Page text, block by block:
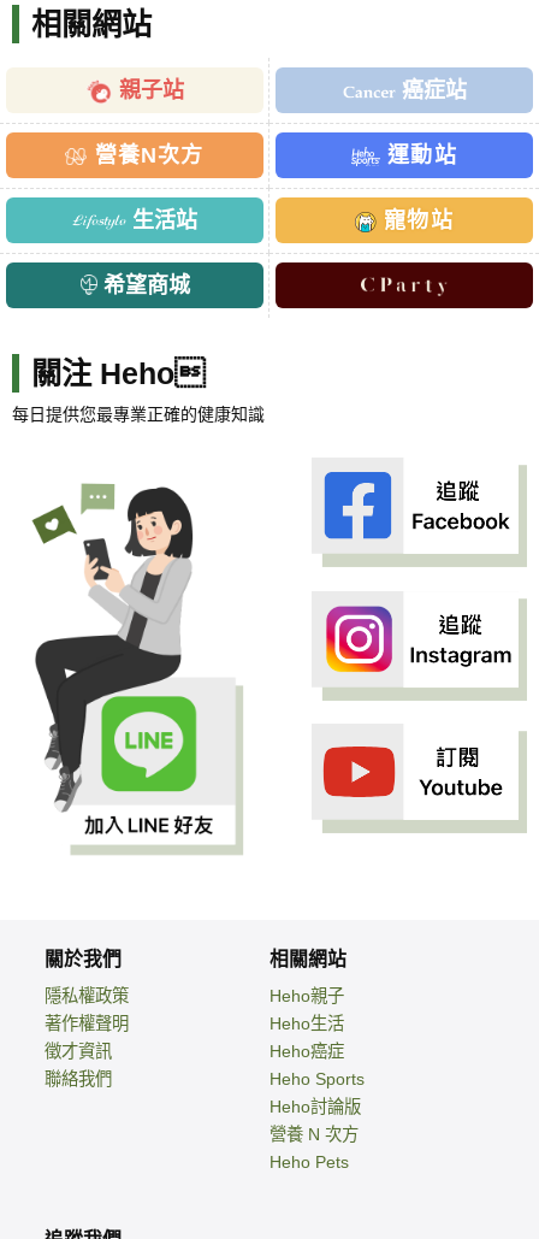
相關網站
親子站 癌症站
營養N次方 運動站
生活站 寵物站
希望商城
關注 Heho
每日提供您最專業正確的健康知識
關於我們
隱私權政策
著作權聲明
徵才資訊
聯絡我們
相關網站
Heho親子
Heho生活
Heho癌症
Heho Sports
Heho討論版
營養 N 次方
Heho Pets